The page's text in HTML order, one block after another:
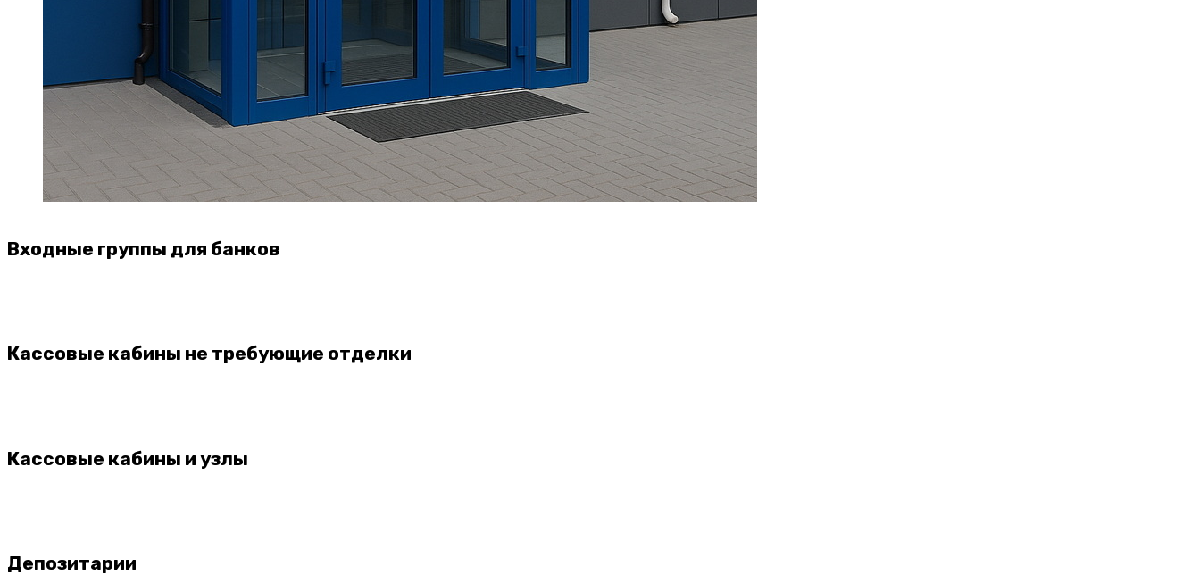
Входные группы для банков
Кассовые кабины не требующие отделки
Кассовые кабины и узлы
Депозитарии